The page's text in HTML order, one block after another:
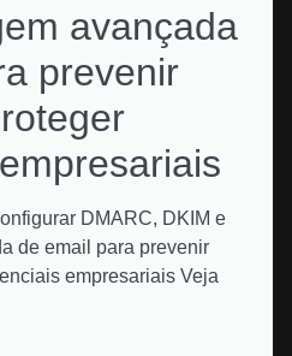
avançada
prevenir
DMARC, DKIM e
de email para prevenir
empresariais Veja